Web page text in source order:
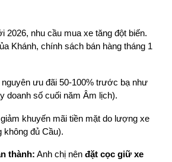
2026, nhu cầu mua xe tăng đột biến.
Khánh, chính sách bán hàng tháng 1
ưu đãi 50-100% trước bạ như
doanh số cuối năm Âm lịch).
khuyến mãi tiền mặt do lượng xe
không đủ Cầu).
thành: Anh chị nênđặt cọc giữ xe